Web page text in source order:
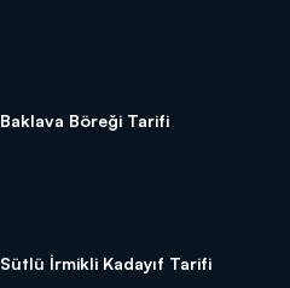
Baklava Böreği Tarifi
Sütlü İrmikli Kadayıf Tarifi